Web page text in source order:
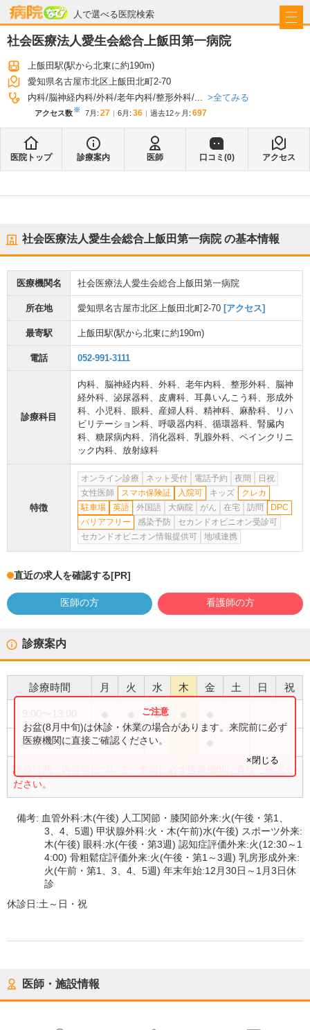
人で選べる医院検索
病院なび
社会医療法人愛生会総合上飯田第一病院
上飯田駅(駅から北東に約190m)
愛知県名古屋市北区上飯田北町2-70
内科 脳神経内科 外科 老年内科 整形外科 ... 全てみる
アクセス数※ 7月 : 27 6月 : 36 過去12ヶ月: 697
医院トップ 診療案内 医師 口コミ(0) アクセス
社会医療法人愛生会総合上飯田第一病院の基本情報
医療機関名 社会医療法人愛生会総合上飯田第一病院
所在地 愛知県名古屋市北区上飯田北町2-70 [アクセス]
最寄駅 上飯田駅(駅から北東に約190m)
電話 052-991-3111
診療科目
内科、 脳神経内科、 外科、 老年内科、 整形外科、 脳神
経外科、 泌尿器科、 皮膚科、 耳鼻いんこう科、 形成外
科、 小児科、 眼科、 産婦人科、 精神科、 麻酔科、
リハ
ビリテーション科、 呼吸器内科、 循環器科、 腎臓内
科、 糖尿病内科、 消化器科、 乳腺外科、 ペインクリニ
ック内科、 放射線科
特徴
オンライン診療 ネット受付 電話予約 夜間
日祝
女性医師
スマホ保険証 入院可 キッズ
クレカ
駐車場
英語 外国語 大病院 がん 在宅 訪問
DPC
バリアフリー
感染予防
セカンドオピニオン受診可
セカンドオピニオン情報提供可
地域連携
直近の求人を確認する[PR]
医師の方 看護師の方
診療案内
診療時間 月 火 水 木 金 土 日 祝
●
13:30〜15:30
診療時間・内容等について、事前に必ず医療機関に直接ご確認く
ださい。
お盆(8月中旬)は休診・休業の場合があります。来院前に必ず
医療機関に直接ご確認ください。
×閉じる
備考: 血管外科:木(午後) 人工関節・膝関節外来:火(午後・第1、
3、4、5週) 甲状腺外科:火・木(午前)水(午後) スポーツ外来:
木(午後) 眼科:水(午後・第3週) 認知症評価外来:火(12:30～1
4:00) 骨粗鬆症評価外来:火(午後・第1～3週) 乳房形成外来:
火(午前・第1、3、4、5週) 年末年始:12月30日～1月3日休
診
休診日:土～日・祝
医師・施設情報